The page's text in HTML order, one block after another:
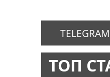
TELEGRAM
ТОП